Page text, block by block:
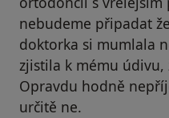
nebudeme připadat
doktorka si mumlala
zjistila k mému údivu,
Opravdu hodně
určitě ne.